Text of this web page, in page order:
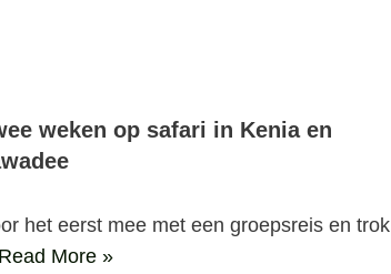
weken op safari in Kenia en
het eerst mee met een groepsreis en trok
Read More »